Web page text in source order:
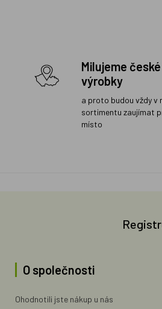
Milujeme české
výrobky
a proto budou vždy v
sortimentu zaujímat
místo
O společnosti
Ohodnotili jste nákup u nás